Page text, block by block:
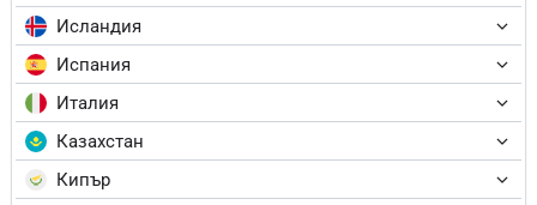
Исландия
Испания
Италия
Казахстан
Кипър